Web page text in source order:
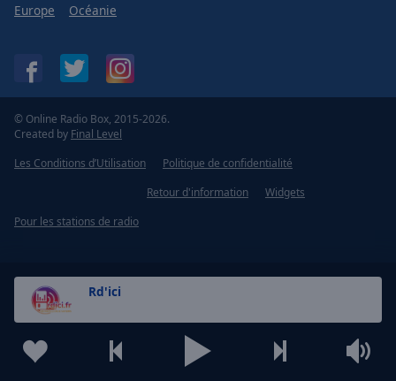
Rd'ici
Europe
Océanie
© Online Radio Box, 2015-2026.
Created by Final Level
Les Conditions d’Utilisation
Politique de confidentialité
Retour d'information
Widgets
Pour les stations de radio